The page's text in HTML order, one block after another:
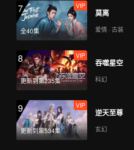
7
全40集
VIP
莫离
爱情 · 古装
8
更新到第235集
VIP
吞噬星空
科幻
9
更新到第534集
VIP
逆天至尊
玄幻